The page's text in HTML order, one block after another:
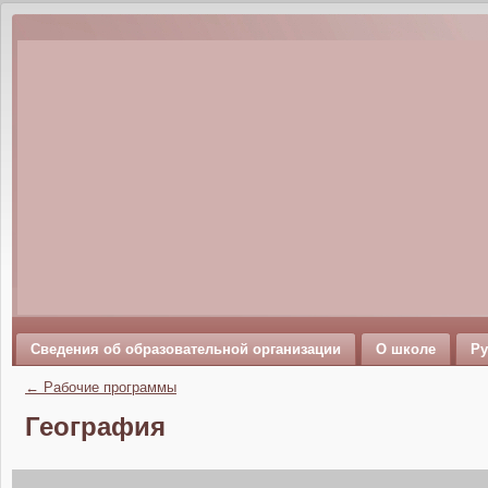
Сведения об образовательной организации О школе
← Рабочие программы
География